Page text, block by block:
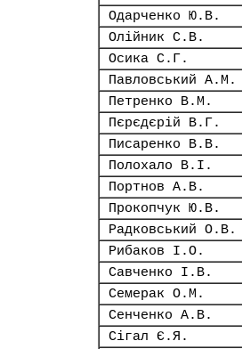
Одарченко Ю.В.
Олійник С.В.
Осика С.Г.
Павловський А.М.
Петренко В.М.
Пєрєдєрій В.Г.
Писаренко В.В.
Полохало В.І.
Портнов А.В.
Прокопчук Ю.В.
Радковський О.В.
Рибаков І.О.
Савченко І.В.
Семерак О.М.
Сенченко А.В.
Сігал Є.Я.